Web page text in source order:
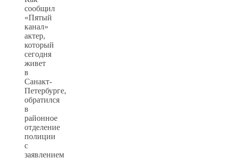
сообщил
«Пятый
канал»
актер,
который
сегодня
живет
в
Санакт-
Петербурге,
обратился
в
районное
отделение
полиции
с
заявлением